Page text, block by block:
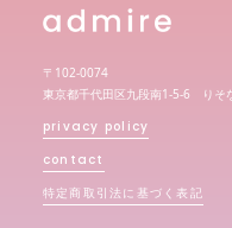
〒102-0074
東京都千代田区九段南1-5-6 りそ
privacy policy
contact
特定商取引法に基づく表記